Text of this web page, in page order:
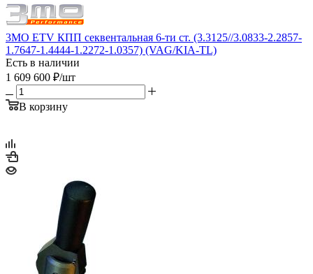
3MO ETV КПП секвентальная 6-ти ст. (3.3125//3.0833-2.2857-
1.7647-1.4444-1.2272-1.0357) (VAG/KIA-TL)
Есть в наличии
1 609 600 ₽/шт
В корзину